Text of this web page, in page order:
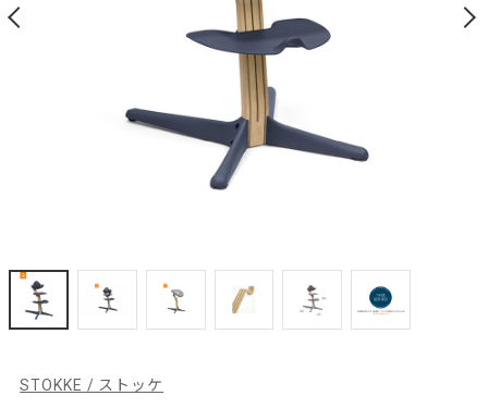
STOKKE / ストッケ